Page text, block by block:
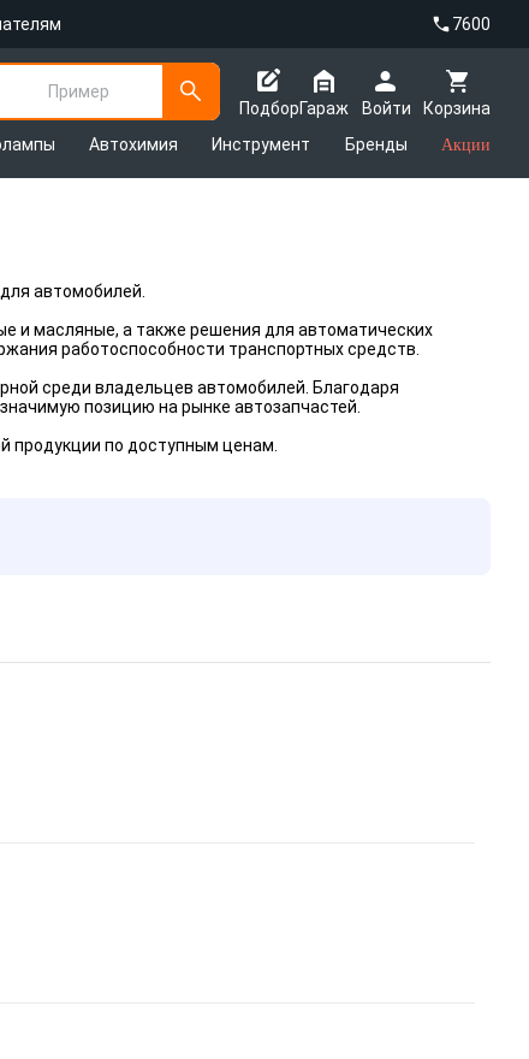
7600
Пример
Подбор
Корзина
Гараж
Войти
Автохимия Инструмент Бренды Акции
автомобилей.
и масляные, а также решения для автоматических
работоспособности транспортных средств.
среди владельцев автомобилей. Благодаря
позицию на рынке автозапчастей.
продукции по доступным ценам.